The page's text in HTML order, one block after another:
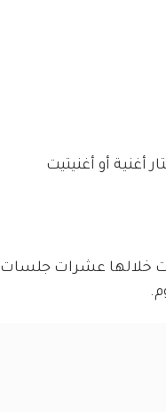
أغنية أو أغنيتيت
اشار الى انه أخذ قترة ما بين 4 و 5 أشهر، عقدت خلالها عشرات جلسات